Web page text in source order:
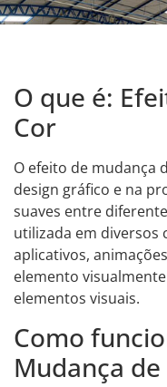
O que é:
Cor
O efeito de mudança
design gráfico e na
suaves entre
utilizada em diversos
aplicativos,
elemento
elementos visuais.
Como
Mudança